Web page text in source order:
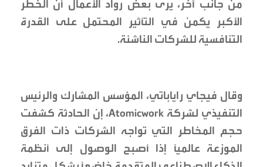
من جانب آخر، يرى بعض رواد الأعمال أن الخطر
الأكبر يكمن في التأثير المحتمل على القدرة
التنافسية للشركات الناشئة.
وقال فيجاي راياباتي، المؤسس المشارك والرئيس
التنفيذي لشركة Atomicwork، إن الحادثة كشفت
حجم المخاطر التي تواجه الشركات ذات الفرق
الموزعة عالمياً إذا أصبح الوصول إلى أنظمة